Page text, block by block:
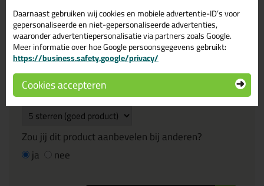
Je ervaring
Beoordeling
Zou jij dit product aanbevelen bij anderen?
ja
nee
Daarnaast gebruiken wij cookies en mobiele advertentie-ID’s voor
gepersonaliseerde en niet-gepersonaliseerde advertenties,
waaronder advertentiepersonalisatie via partners zoals Google.
Meer informatie over hoe Google persoonsgegevens gebruikt:
https://business.safety.google/privacy/
Cookies accepteren